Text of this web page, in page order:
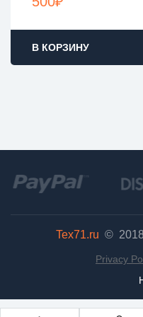
В КОРЗИНУ
Tex71.ru © 2018
Privacy